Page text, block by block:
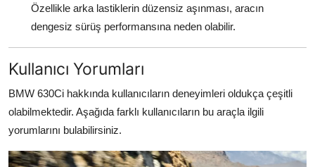
Özellikle arka lastiklerin düzensiz aşınması, aracın
dengesiz sürüş performansına neden olabilir.
Kullanıcı Yorumları
BMW 630Ci hakkında kullanıcıların deneyimleri oldukça çeşitli
olabilmektedir. Aşağıda farklı kullanıcıların bu araçla ilgili
yorumlarını bulabilirsiniz.